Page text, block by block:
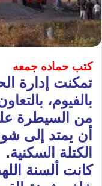
كتب حماده جمعه
تمكنت إدارة
بالفيوم،
من السيطرة
أن يمتد إلى
الكتلة السكنية.
كانت ألسنة